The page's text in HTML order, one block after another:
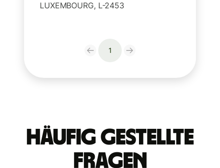
LUXEMBOURG, L-2453
1
Häufig gestellte
Fragen